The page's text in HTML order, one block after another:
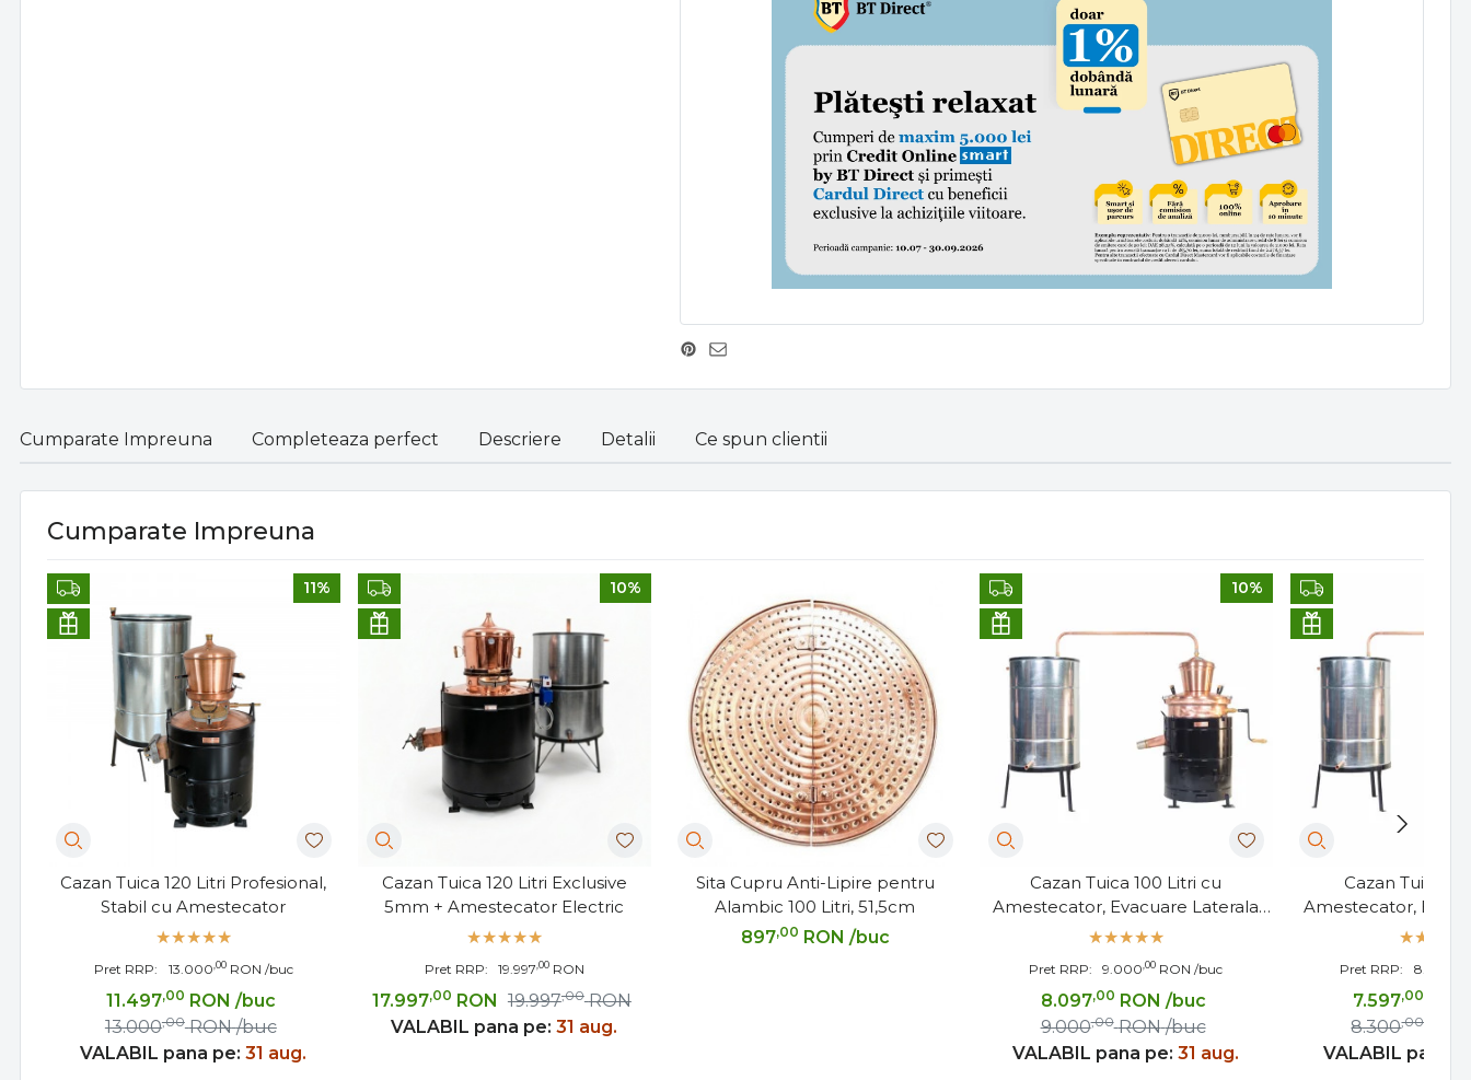
Cumparate Impreuna Completeaza perfect Descriere Detalii Ce spun clientii
Cumparate Impreuna
11%
Cazan Tuica 120 Litri Profesional,
Stabil cu Amestecator
Pret RRP: 13.000,00 RON /buc
11.497,00 RON /buc
13.000,00 RON /buc
VALABIL pana pe: 31 aug.
10%
Cazan Tuica 120 Litri Exclusive
5mm + Amestecator Electric
Pret RRP: 19.997,00 RON
17.997,00 RON 19.997,00 RON
VALABIL pana pe: 31 aug.
Sita Cupru Anti-Lipire pentru
Alambic 100 Litri, 51,5cm
897,00 RON /buc
10%
Cazan Tuica 100 Litri cu
Amestecator, Evacuare Laterala
Robinet
Pret RRP: 9.000,00 RON /buc
8.097,00 RON /buc
9.000,00 RON /buc
VALABIL pana pe: 31 aug.
Cazan Tuica
Amestecator,
Robinet
Pret RRP: 8.300
7.597,00
8.300,00
VALABIL pana